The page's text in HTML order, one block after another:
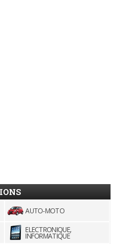
AUTO-MOTO
ELECTRONIQUE,
INFORMATIQUE